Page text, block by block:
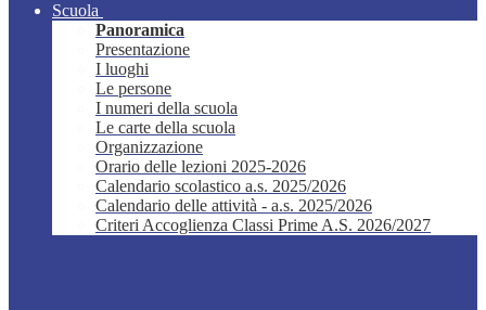
Scuola
Panoramica
Presentazione
I luoghi
Le persone
I numeri della scuola
Le carte della scuola
Organizzazione
Orario delle lezioni 2025-2026
Calendario scolastico a.s. 2025/2026
Calendario delle attività - a.s. 2025/2026
Criteri Accoglienza Classi Prime A.S. 2026/2027